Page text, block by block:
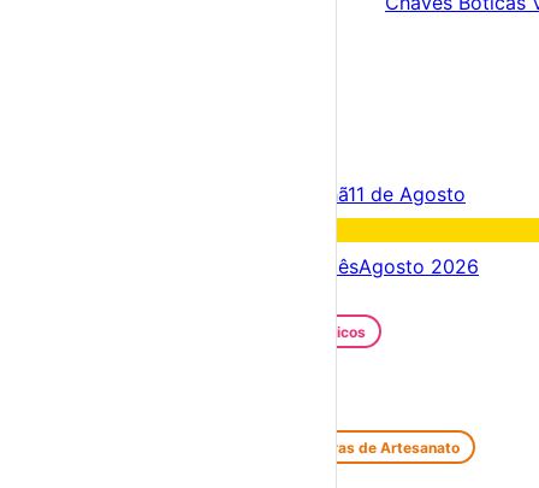
Amanhã11 de Agosto
Este mêsAgosto 2026
Festivais Gastronómicos
Feiras de Artesanato